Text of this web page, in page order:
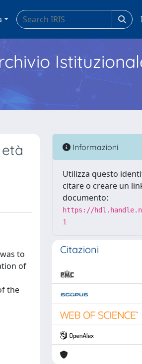
to
of
the
Informazioni
Utilizza questo
citare o creare un
documento:
https://
1
Citazioni